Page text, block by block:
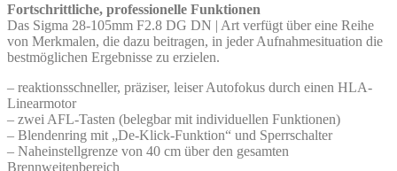
Fortschrittliche, professionelle Funktionen
Das Sigma 28-105mm F2.8 DG DN | Art verfügt über eine Reihe
von Merkmalen, die dazu beitragen, in jeder Aufnahmesituation die
bestmöglichen Ergebnisse zu erzielen.
– reaktionsschneller, präziser, leiser Autofokus durch einen HLA-
Linearmotor
– zwei AFL-Tasten (belegbar mit individuellen Funktionen)
– Blendenring mit „De-Klick-Funktion“ und Sperrschalter
– Naheinstellgrenze von 40 cm über den gesamten
Brennweitenbereich